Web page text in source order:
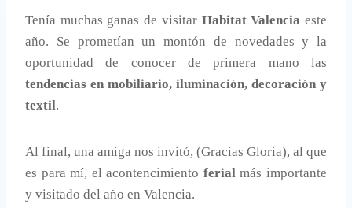
Tenía muchas ganas de visitar Habitat Valencia este
año. Se prometían un montón de novedades y la
oportunidad de conocer de primera mano las
tendencias en mobiliario, iluminación, decoración y
textil.
Al final, una amiga nos invitó, (Gracias Gloria), al que
es para mí, el acontencimiento ferialmás importante
y visitado del año en Valencia.